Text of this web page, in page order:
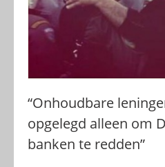
“Onhoudbare
opgelegd alleen om
banken te redden”